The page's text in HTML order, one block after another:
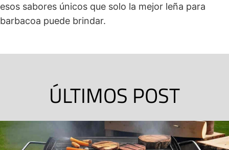
esos sabores únicos que solo la mejor leña para
barbacoa puede brindar.
ÚLTIMOS POST